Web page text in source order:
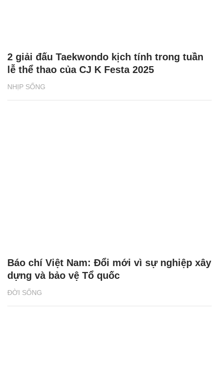
NHỊP SỐNG
2 giải đấu Taekwondo kịch tính trong tuần
lễ thể thao của CJ K Festa 2025
ĐỜI SỐNG
Báo chí Việt Nam: Đổi mới vì sự nghiệp xây
dựng và bảo vệ Tổ quốc